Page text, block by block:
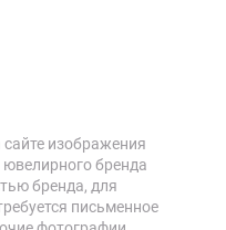
изображения
бренда
бренда, для
письменное